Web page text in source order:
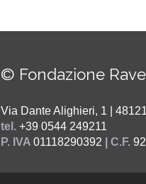
© Fondazione
Via Dante Alighieri, 1 |
tel. +39 0544 249211
P. IVA 01118290392 | C.F.